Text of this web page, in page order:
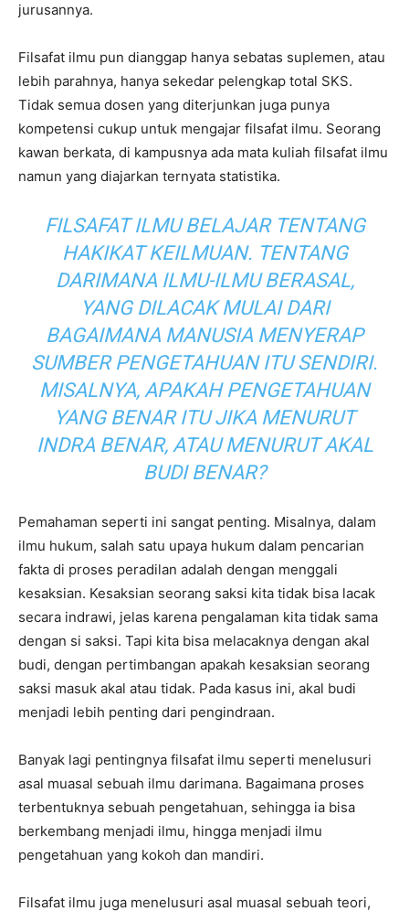
jurusannya.
Filsafat ilmu pun dianggap hanya sebatas suplemen, atau
lebih parahnya, hanya sekedar pelengkap total SKS.
Tidak semua dosen yang diterjunkan juga punya
kompetensi cukup untuk mengajar filsafat ilmu. Seorang
kawan berkata, di kampusnya ada mata kuliah filsafat ilmu
namun yang diajarkan ternyata statistika.
FILSAFAT ILMU BELAJAR TENTANG
HAKIKAT KEILMUAN. TENTANG
DARIMANA ILMU-ILMU BERASAL,
YANG DILACAK MULAI DARI
BAGAIMANA MANUSIA MENYERAP
SUMBER PENGETAHUAN ITU SENDIRI.
MISALNYA, APAKAH PENGETAHUAN
YANG BENAR ITU JIKA MENURUT
INDRA BENAR, ATAU MENURUT AKAL
BUDI BENAR?
Pemahaman seperti ini sangat penting. Misalnya, dalam
ilmu hukum, salah satu upaya hukum dalam pencarian
fakta di proses peradilan adalah dengan menggali
kesaksian. Kesaksian seorang saksi kita tidak bisa lacak
secara indrawi, jelas karena pengalaman kita tidak sama
dengan si saksi. Tapi kita bisa melacaknya dengan akal
budi, dengan pertimbangan apakah kesaksian seorang
saksi masuk akal atau tidak. Pada kasus ini, akal budi
menjadi lebih penting dari pengindraan.
Banyak lagi pentingnya filsafat ilmu seperti menelusuri
asal muasal sebuah ilmu darimana. Bagaimana proses
terbentuknya sebuah pengetahuan, sehingga ia bisa
berkembang menjadi ilmu, hingga menjadi ilmu
pengetahuan yang kokoh dan mandiri.
Filsafat ilmu juga menelusuri asal muasal sebuah teori,